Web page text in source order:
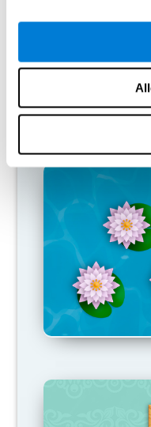
risparmiare risorse. In
normalmente un'abilità
abili nell'utilizzo di questa
efficaci nelle nostre